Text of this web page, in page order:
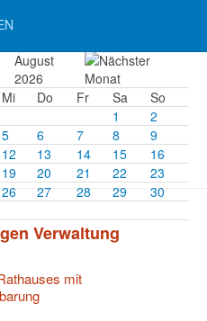
August
2026
Mi Do Fr Sa
So
1
2
5 6 7 8
9
12 13 14 15
16
19 20 21 22
23
26 27 28 29
30
Verwaltung
mit